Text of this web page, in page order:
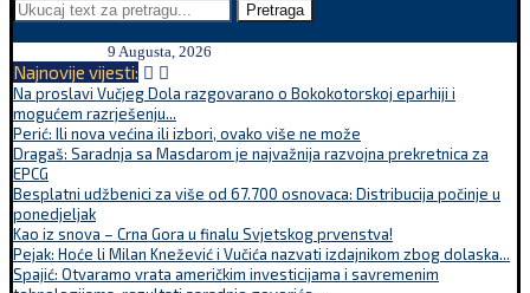
Pretraga
9 Augusta, 2026
Najnovije vijesti:
Na proslavi Vučjeg Dola razgovarano o Bokokotorskoj eparhiji i
mogućem razrješenju...
Perić: Ili nova većina ili izbori, ovako više ne može
Dragaš: Saradnja sa Masdarom je najvažnija razvojna prekretnica za
EPCG
Besplatni udžbenici za više od 67.700 osnovaca: Distribucija počinje u
ponedjeljak
Kao iz snova – Crna Gora u finalu Svjetskog prvenstva!
Pejak: Hoće li Milan Knežević i Vučića nazvati izdajnikom zbog dolaska...
Spajić: Otvaramo vrata američkim investicijama i savremenim